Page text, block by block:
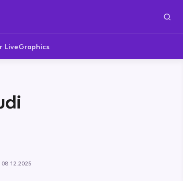
LiveGraphics
08.12.2025